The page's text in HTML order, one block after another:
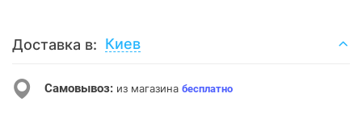
Доставка в: Киев
Самовывоз: из магазина бесплатно